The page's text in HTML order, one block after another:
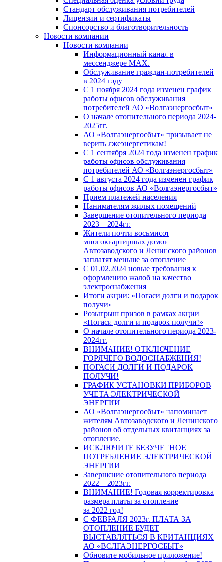
Стандарт обслуживания потребителей
Лицензии и сертификаты
Спонсорство и благотворительность
Новости компании
Новости компании
Информационный канал в
мессенджере MAX.
Обслуживание граждан-потребителей
в 2024 году
С 1 ноября 2024 года изменен график
работы офисов обслуживания
потребителей АО «Волгаэнергосбыт»
О начале отопительного периода 2024-
2025гг.
АО «Волгаэнергосбыт» призывает не
верить лжеэнергетикам!
С 1 сентября 2024 года изменен график
работы офисов обслуживания
потребителей АО «Волгаэнергосбыт»
С 1 августа 2024 года изменен график
работы офисов АО «Волгаэнергосбыт»
Прием платежей населения
Нанимателям жилых помещений
Завершение отопительного периода
2023 – 2024гг.
Жители почти восьмисот
многоквартирных домов
Автозаводского и Ленинского районов
заплатят меньше за отопление
С 01.02.2024 новые требования к
оформлению жалоб на качество
электроснабжения
Итоги акции: «Погаси долги и подарок
получи»
Розыгрыш призов в рамках акции
«Погаси долги и подарок получи!»
О начале отопительного периода 2023-
2024гг.
ВНИМАНИЕ! ОТКЛЮЧЕНИЕ
ГОРЯЧЕГО ВОДОСНАБЖЕНИЯ!
ПОГАСИ ДОЛГИ И ПОДАРОК
ПОЛУЧИ!
ГРАФИК УСТАНОВКИ ПРИБОРОВ
УЧЕТА ЭЛЕКТРИЧЕСКОЙ
ЭНЕРГИИ
АО «Волгаэнергосбыт» напоминает
жителям Автозаводского и Ленинского
районов об отдельных квитанциях за
отопление.
ИСКЛЮЧИТЕ БЕЗУЧЕТНОЕ
ПОТРЕБЛЕНИЕ ЭЛЕКТРИЧЕСКОЙ
ЭНЕРГИИ
Завершение отопительного периода
2022 – 2023гг.
ВНИМАНИЕ! Годовая корректировка
размера платы за отопление
за 2022 год!
С ФЕВРАЛЯ 2023г. ПЛАТА ЗА
ОТОПЛЕНИЕ БУДЕТ
ВЫСТАВЛЯТЬСЯ В КВИТАНЦИЯХ
АО «ВОЛГАЭНЕРГОСБЫТ»
Обновите мобильное приложение!